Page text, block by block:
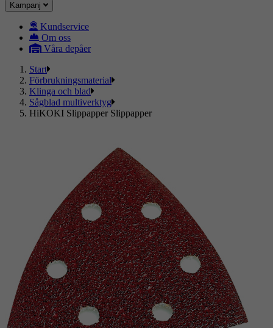
Kampanj
Kundservice
Om oss
Våra depåer
Start
Förbrukningsmaterial
Klinga och blad
Sågblad multiverktyg
HiKOKI Slippapper Slippapper